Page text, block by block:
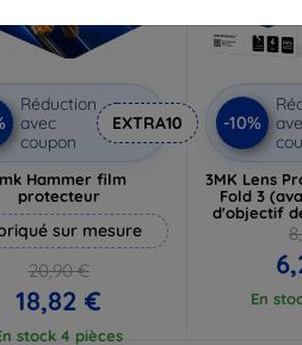
Réduction
avec
coupon
EXTRA10
Hammer film
protecteur
sur mesure
20,90 €
18,82 €
stock 4 pièces
-10%
3MK Lens
Fold 3
d'objectif
En